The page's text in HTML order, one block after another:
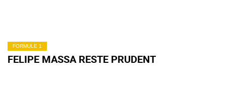
FORMULE 1
FELIPE MASSA RESTE PRUDENT